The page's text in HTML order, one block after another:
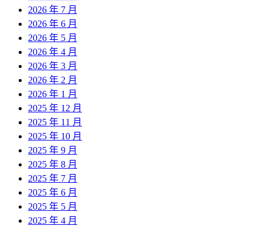
2026 年 7 月
2026 年 6 月
2026 年 5 月
2026 年 4 月
2026 年 3 月
2026 年 2 月
2026 年 1 月
2025 年 12 月
2025 年 11 月
2025 年 10 月
2025 年 9 月
2025 年 8 月
2025 年 7 月
2025 年 6 月
2025 年 5 月
2025 年 4 月